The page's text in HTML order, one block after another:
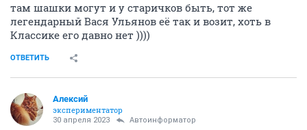
там шашки могут и у старичков быть, тот же
легендарный Вася Ульянов её так и возит, хоть в
Классике его давно нет ))))
ОТВЕТИТЬ
Алексий
экспериментатор
30 апреля 2023 Автоинформатор